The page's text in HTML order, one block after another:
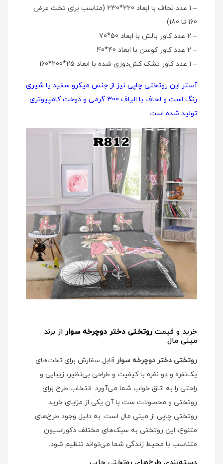
– 1 عدد لحاف با ابعاد 220*230 (مناسب برای تخت عرض
160 تا 180)
– 2 عدد کاور بالش با ابعاد 50*70
– 2 عدد کاور کوسن با ابعاد 40*40
– 1 عدد کاور تشک کش‌دوزی شده با ابعاد 25*200*160
آستر این روتختی چاپی نیز از جنس میکرو سفید یا شیری
رنگ است و لحاف با الیاف 300 گرمی و دوخت کامپیوتری
تولید شده است.
خرید و قیمت روتختی دختر دوچرخه سوار از برند
مینی مال
روتختی دختر دوچرخه سوار قابل سفارش برای تخت‌های
یک‌نفره و دو نفره با کیفیت و طراحی بی‌نظیر، زیبایی و
راحتی را به اتاق خواب شما می‌آورد. انتخاب طرح برای
روتختی و محصولات ست با آن یکی از مزایای خرید
روتختی چاپی از مینی مال است. به دلیل وجود طرح‌های
متنوع، این روتختی به سبک‌های مختلف دکوراسیون
متناسب با محیط زندگی شما می‌تواند تنظیم شود.